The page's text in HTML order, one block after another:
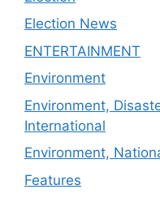
Election News
ENTERTAINMENT
Environment
Environment,
International
Environment,
Features